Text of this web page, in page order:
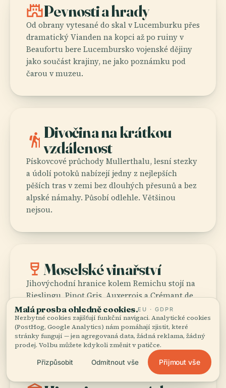
castlePevnosti a hrady
Od obrany vytesané do skal v Lucemburku přes
dramatický Vianden na kopci až po ruiny v
Beaufortu bere Lucembursko vojenské dějiny
jako součást krajiny, ne jako poznámku pod
čarou v muzeu.
hiking Divočina na krátkou
vzdálenost
Pískovcové průchody Mullerthalu, lesní stezky
a údolí potoků nabízejí jedny z nejlepších
pěších tras v zemi bez dlouhých přesunů a bez
alpské námahy. Působí odlehle. Většinou
nejsou.
wine_bar Moselské vinařství
Jihovýchodní hranice kolem Remichu stojí na
Rieslingu, Pinot Gris, Auxerrois a Crémant de
Luxembourg. Přijeďte v září nebo říjnu a svahy
pokryté révou předloží nejměkčí argument,
jaký tahle země pro sebe má.
Malá prosba ohledně cookies.EU · GDPR
Nezbytné cookies zajišťují funkční navigaci. Analytické cookies
(PostHog, Google Analytics) nám pomáhají zjistit, které
stránky fungují — jen agregovaná data, žádná reklama, žádný
prodej. Volbu můžete kdykoli změnit v patičce.
Přizpůsobit Odmítnout vše Přijmout vše